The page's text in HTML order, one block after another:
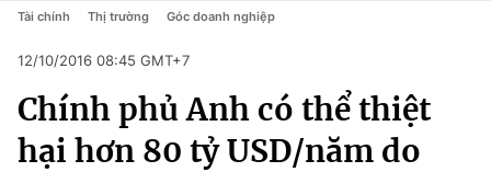
Chuyên mục
Chính trị
Chính trị
Pháp luật
Kinh tế
Thể thao
Truyền hình
Tài chính Thị trường Góc doanh nghiệp
12/10/2016 08:45 GMT+7
Chính phủ Anh có thể thiệt
hại hơn 80 tỷ USD/năm do